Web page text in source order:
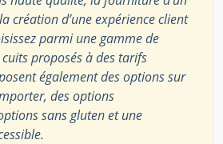
création d’une expérience client
parmi une gamme de
proposés à des tarifs
également des options sur
des options
sans gluten et une